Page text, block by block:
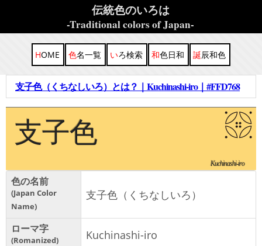
伝統色のいろは
-Traditional colors of Japan-
HOME 色名一覧 いろ検索 和色日和 誕辰和色
支子色（くちなしいろ）とは？｜Kuchinashi-iro｜#FFD768
支子色
Kuchinashi-iro
色の名前
Japan Color
Name
支子色（くちなしいろ）
ローマ字
Romanized Kuchinashi-iro